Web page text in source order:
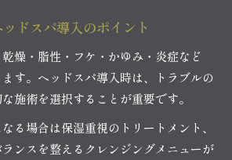
ドスパ導入のポイント
燥・脂性・フケ・かゆみ・炎症など
す。ヘッドスパ導入時は、トラブルの
施術を選択することが重要です。
る場合は保湿重視のトリートメント、
ンスを整えるクレンジングメニューが